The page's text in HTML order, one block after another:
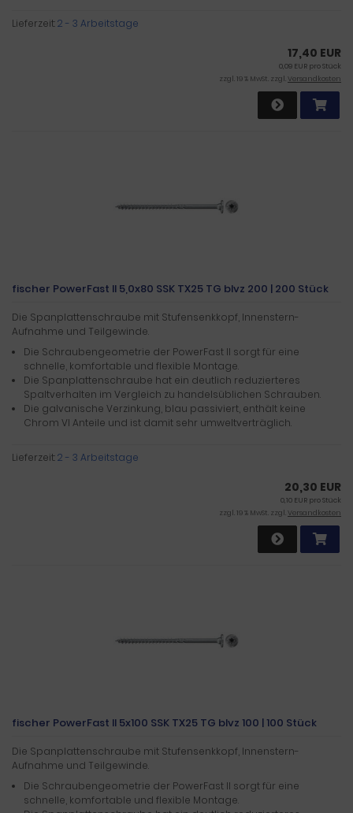
Lieferzeit:2 - 3 Arbeitstage
17,40 EUR
0,09 EUR pro Stück
zzgl. 19 % MwSt. zzgl.Versandkosten
fischer PowerFast II 5,0x80 SSK TX25 TG blvz 200 | 200 Stück
Die Spanplattenschraube mit Stufensenkkopf, Innenstern-
Aufnahme und Teilgewinde.
Die Schraubengeometrie der PowerFast II sorgt für eine
schnelle, komfortable und flexible Montage.
Die Spanplattenschraube hat ein deutlich reduzierteres
Spaltverhalten im Vergleich zu handelsüblichen Schrauben.
Die galvanische Verzinkung, blau passiviert, enthält keine
Chrom VI Anteile und ist damit sehr umweltverträglich.
Lieferzeit:2 - 3 Arbeitstage
20,30 EUR
0,10 EUR pro Stück
zzgl. 19 % MwSt. zzgl.Versandkosten
fischer PowerFast II 5x100 SSK TX25 TG blvz 100 | 100 Stück
Die Spanplattenschraube mit Stufensenkkopf, Innenstern-
Aufnahme und Teilgewinde.
Die Schraubengeometrie der PowerFast II sorgt für eine
schnelle, komfortable und flexible Montage.